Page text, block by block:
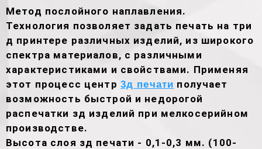
Метод послойного наплавления.
Технология позволяет задать печать на три
д принтере различных изделий, из широкого
спектра материалов, с различными
характеристиками и свойствами. Применяя
этот процесс центр 3д печати получает
возможность быстрой и недорогой
распечатки зд изделий при мелкосерийном
производстве.
Высота слоя зд печати - 0,1-0,3 мм. (100-